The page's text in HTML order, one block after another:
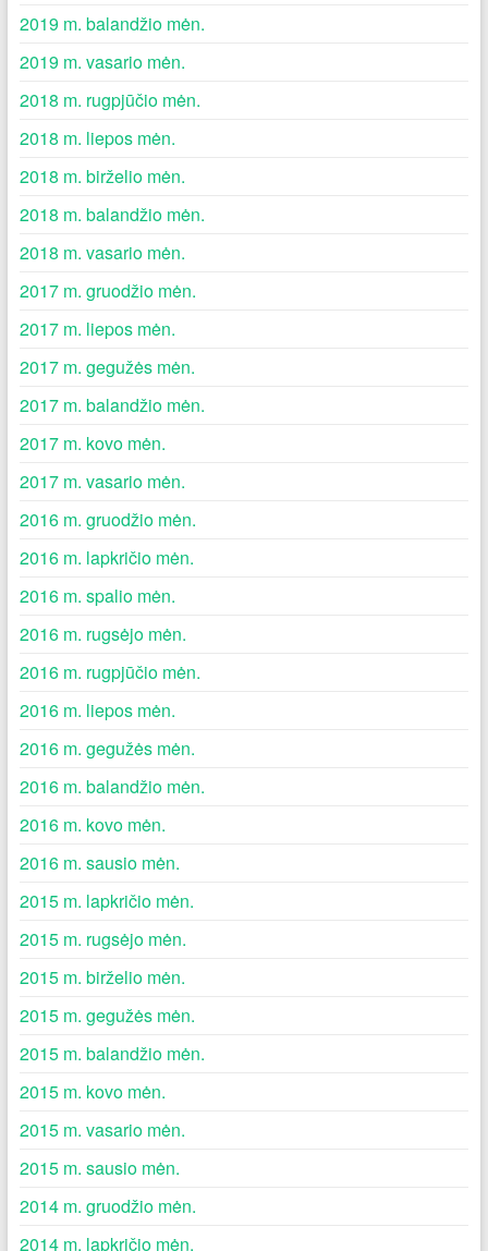
2019 m. balandžio mėn.
2019 m. vasario mėn.
2018 m. rugpjūčio mėn.
2018 m. liepos mėn.
2018 m. birželio mėn.
2018 m. balandžio mėn.
2018 m. vasario mėn.
2017 m. gruodžio mėn.
2017 m. liepos mėn.
2017 m. gegužės mėn.
2017 m. balandžio mėn.
2017 m. kovo mėn.
2017 m. vasario mėn.
2016 m. gruodžio mėn.
2016 m. lapkričio mėn.
2016 m. spalio mėn.
2016 m. rugsėjo mėn.
2016 m. rugpjūčio mėn.
2016 m. liepos mėn.
2016 m. gegužės mėn.
2016 m. balandžio mėn.
2016 m. kovo mėn.
2016 m. sausio mėn.
2015 m. lapkričio mėn.
2015 m. rugsėjo mėn.
2015 m. birželio mėn.
2015 m. gegužės mėn.
2015 m. balandžio mėn.
2015 m. kovo mėn.
2015 m. vasario mėn.
2015 m. sausio mėn.
2014 m. gruodžio mėn.
2014 m. lapkričio mėn.